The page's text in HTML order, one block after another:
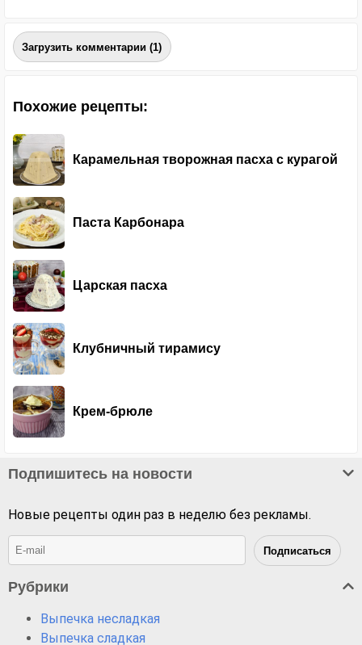
Загрузить комментарии (1)
Похожие рецепты:
Карамельная творожная пасха с курагой
Паста Карбонара
Царская пасха
Клубничный тирамису
Крем-брюле
Подпишитесь на новости
Новые рецепты один раз в неделю без рекламы.
Рубрики
Выпечка несладкая
Выпечка сладкая